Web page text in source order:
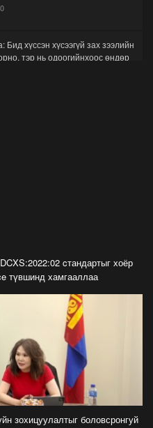
хүссэн хүсээгүй зах зээлийн
тэр нь одоогийнхоос өндөр
бөхчүүдээс допинг
цолтой нэг бөхөөс илэрсэн
хуралдаанаас гарсан
танилцуулж байна
cтандартыг хоёр
түвшинд хамгааллаа
зохицуулалтыг боловсронгуй